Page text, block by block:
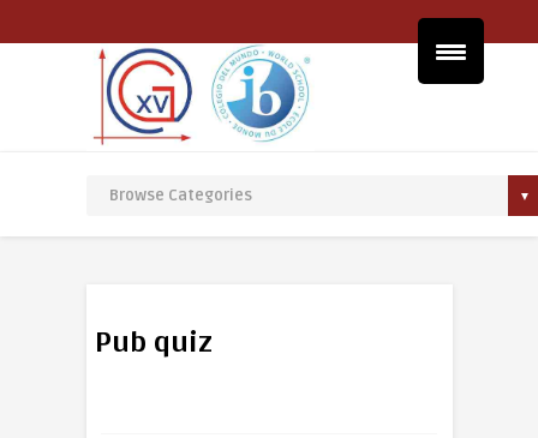
Pub quiz